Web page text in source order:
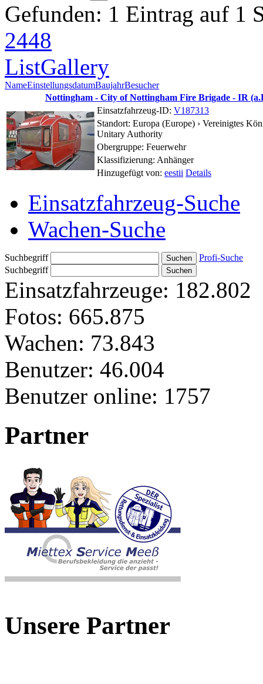
Gefunden: 1 Eintrag auf 1
2448
ListGallery
NameEinstellungsdatumBaujahrBesucher
Nottingham - City of Nottingham Fire Brigade - IR
Einsatzfahrzeug-ID: V187313
Standort: Europa (Europe) › Vereinigtes
Unitary Authority
Obergruppe: Feuerwehr
Klassifizierung: Anhänger
Hinzugefügt von: eestii Details
Einsatzfahrzeug-Suche
Wachen-Suche
Suchbegriff
Profi-Suche
Suchbegriff
Einsatzfahrzeuge: 182.802
Fotos: 665.875
Wachen: 73.843
Benutzer: 46.004
Benutzer online: 1757
Partner
Unsere Partner